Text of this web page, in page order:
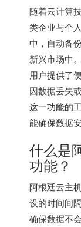
随着云计算
类企业与个
中，自动备
新兴市场中。
用户提供了
因数据丢失
这一功能的
能确保数据安
什么是
功能？
阿根廷云主
设的时间间
确保数据不